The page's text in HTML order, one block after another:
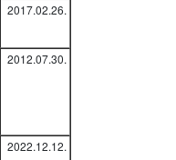
2017.02.26.
2012.07.30.
2022.12.12.